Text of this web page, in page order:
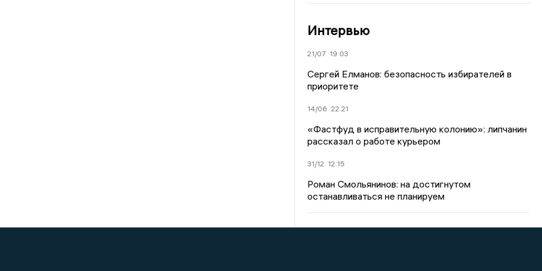
Интервью
21/07 19:03
Сергей Елманов: безопасность избирателей в
приоритете
14/06 22:21
«Фастфуд в исправительную колонию»: липчанин
рассказал о работе курьером
31/12 12:15
Роман Смольянинов: на достигнутом
останавливаться не планируем